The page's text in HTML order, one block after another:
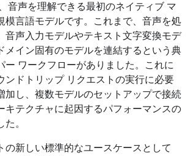
音声を理解できる最初のネイティブ マ
模言語モデルです。これまで、音声を処
音声入力モデルやテキスト文字変換モデ
メイン固有のモデルを連結するという典
ー ワークフローがありました。これに
ンドトリップ リクエストの実行に必要
加し、複数モデルのセットアップで接続
キテクチャに起因するパフォーマンスの
。
の新しい標準的なユースケースとして